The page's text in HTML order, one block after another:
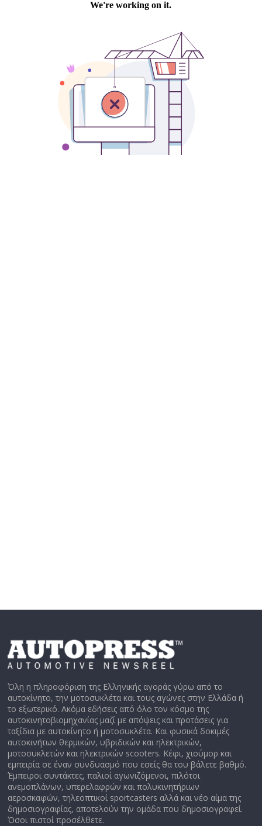
Όλη η πληροφόριση της Ελληνικής αγοράς γύρω από το
αυτοκίνητο, την μοτοσυκλέτα και τους αγώνες στην Ελλάδα ή
το εξωτερικό. Ακόμα εδήσεις από όλο τον κόσμο της
αυτοκινητοβιομηχανίας μαζί με απόψεις και προτάσεις για
ταξίδια με αυτοκίνητο ή μοτοσυκλέτα. Και φυσικά δοκιμές
αυτοκινήτων θερμικών, υβριδικών και ηλεκτρικών,
μοτοσυκλετών και ηλεκτρικών scooters. Κέφι, χιούμορ και
εμπειρία σε έναν συνδυασμό που εσείς θα του βάλετε βαθμό.
Έμπειροι συντάκτες, παλιοί αγωνιζόμενοι, πιλότοι
ανεμοπλάνων, υπερελαφρών και πολυκινητήριων
αεροσκαφών, τηλεοπτικοί sportcasters αλλά και νέο αίμα της
δημοσιογραφίας, αποτελούν την ομάδα που δημοσιογραφεί.
Όσοι πιστοί προσέλθετε.